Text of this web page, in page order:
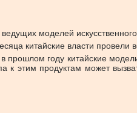
ведущих моделей
китайские власти провели
году китайские
к этим продуктам может